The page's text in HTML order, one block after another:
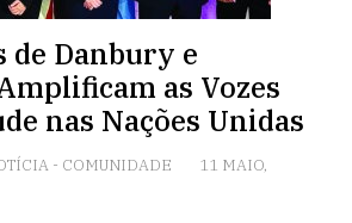
de Danbury e
as Vozes
nas Nações Unidas
- COMUNIDADE
11 MAIO,